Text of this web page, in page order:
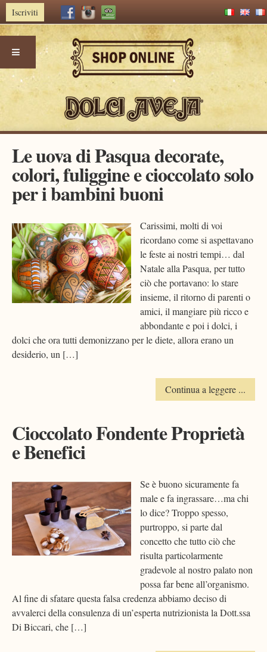
Iscriviti
Le uova di Pasqua decorate,
colori, fuliggine e cioccolato solo
per i bambini buoni
Carissimi, molti di voi
ricordano come si aspettavano
le feste ai nostri tempi… dal
Natale alla Pasqua, per tutto
ciò che portavano: lo stare
insieme, il ritorno di parenti o
amici, il mangiare più ricco e
abbondante e poi i dolci, i
dolci che ora tutti demonizzano per le diete, allora erano un
desiderio, un […]
Continua a leggere ...
Cioccolato Fondente Proprietà
e Benefici
Se è buono sicuramente fa
male e fa ingrassare…ma chi
lo dice? Troppo spesso,
purtroppo, si parte dal
concetto che tutto ciò che
risulta particolarmente
gradevole al nostro palato non
possa far bene all’organismo.
Al fine di sfatare questa falsa credenza abbiamo deciso di
avvalerci della consulenza di un’esperta nutrizionista la Dott.ssa
Di Biccari, che […]